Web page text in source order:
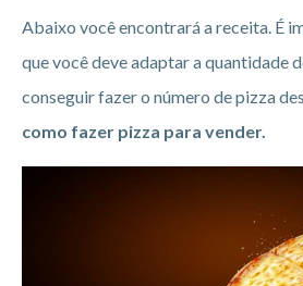
Abaixo você encontrará a receita. É
que você deve adaptar a quantidade
conseguir fazer o número de pizza
como fazer pizza para vender.